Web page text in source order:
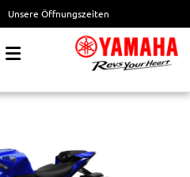
Unsere Öffnungszeiten